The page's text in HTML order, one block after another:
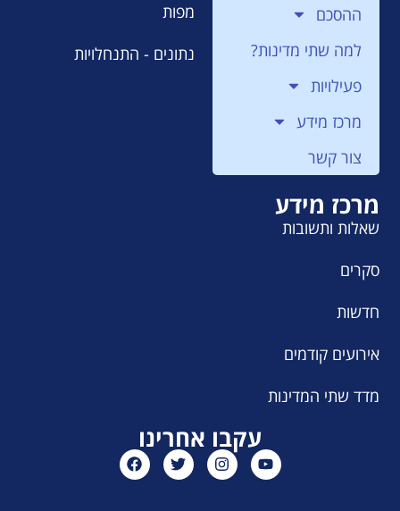
ההסכם
למה שתי מדינות?
פעילויות
מרכז מידע
צור קשר
מפות
נתונים - התנחלויות
מרכז מידע
שאלות ותשובות
סקרים
חדשות
אירועים קודמים
מדד שתי המדינות
עקבו אחרינו